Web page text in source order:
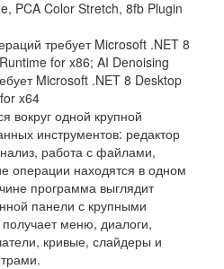
PCA Color Stretch, 8fb Plugin
требует Microsoft .NET 8
for x86; AI Denoising
Microsoft .NET 8 Desktop
x64
вокруг одной крупной
инструментов: редактор
работа с файлами,
операции находятся в одном
программа выглядит
панели с крупными
получает меню, диалоги,
кривые, слайдеры и